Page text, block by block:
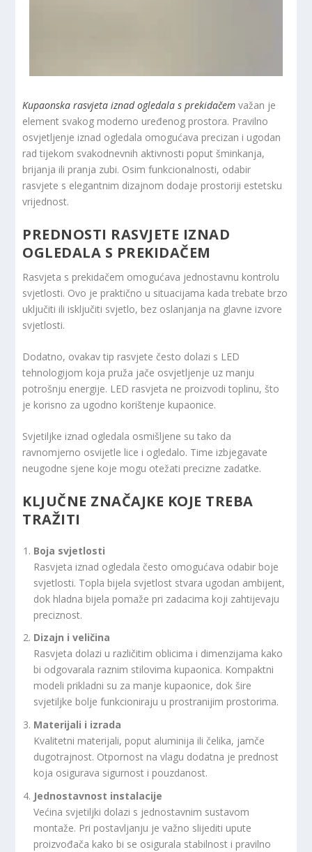
Kupaonska rasvjeta iznad ogledala s prekidačem važan je
element svakog moderno uređenog prostora. Pravilno
osvjetljenje iznad ogledala omogućava precizan i ugodan
rad tijekom svakodnevnih aktivnosti poput šminkanja,
brijanja ili pranja zubi. Osim funkcionalnosti, odabir
rasvjete s elegantnim dizajnom dodaje prostoriji estetsku
vrijednost.
PREDNOSTI RASVJETE IZNAD
OGLEDALA S PREKIDAČEM
Rasvjeta s prekidačem omogućava jednostavnu kontrolu
svjetlosti. Ovo je praktično u situacijama kada trebate brzo
uključiti ili isključiti svjetlo, bez oslanjanja na glavne izvore
svjetlosti.
Dodatno, ovakav tip rasvjete često dolazi s LED
tehnologijom koja pruža jače osvjetljenje uz manju
potrošnju energije. LED rasvjeta ne proizvodi toplinu, što
je korisno za ugodno korištenje kupaonice.
Svjetiljke iznad ogledala osmišljene su tako da
ravnomjerno osvijetle lice i ogledalo. Time izbjegavate
neugodne sjene koje mogu otežati precizne zadatke.
KLJUČNE ZNAČAJKE KOJE TREBA
TRAŽITI
Boja svjetlosti
Rasvjeta iznad ogledala često omogućava odabir boje
svjetlosti. Topla bijela svjetlost stvara ugodan ambijent,
dok hladna bijela pomaže pri zadacima koji zahtijevaju
preciznost.
Dizajn i veličina
Rasvjeta dolazi u različitim oblicima i dimenzijama kako
bi odgovarala raznim stilovima kupaonica. Kompaktni
modeli prikladni su za manje kupaonice, dok šire
svjetiljke bolje funkcioniraju u prostranijim prostorima.
Materijali i izrada
Kvalitetni materijali, poput aluminija ili čelika, jamče
dugotrajnost. Otpornost na vlagu dodatna je prednost
koja osigurava sigurnost i pouzdanost.
Jednostavnost instalacije
Većina svjetiljki dolazi s jednostavnim sustavom
montaže. Pri postavljanju je važno slijediti upute
proizvođača kako bi se osigurala stabilnost i pravilno